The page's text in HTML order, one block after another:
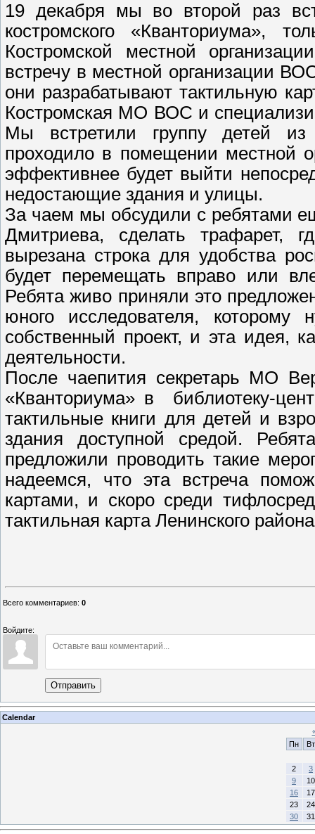
19 декабря мы во второй раз
костромского «Кванториума»,
Костромской местной
встречу в местной организации
они разрабатывают тактильную
Костромская МО ВОС и
Мы встретили группу детей из
проходило в помещении местной
эффективнее будет выйти
недостающие здания и улицы.
За чаем мы обсудили с ребятами
Дмитриева, сделать трафарет,
вырезана строка для удобства
будет перемещать вправо или
Ребята живо приняли это
юного исследователя, которому
собственный проект, и эта идея,
деятельности.
После чаепития секретарь МО
«Кванториума» в библиотеку-
тактильные книги для детей и
здания доступной средой.
предложили проводить такие
надеемся, что эта встреча
картами, и скоро среди
тактильная карта Ленинского
Всего комментариев: 0
Войдите:
Отправить
Calendar
Пн
Вт
2
3
9
10
16
17
23
24
30
31